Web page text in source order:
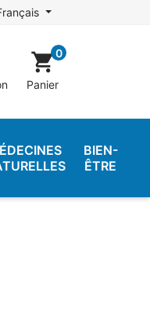
shopping_cart0
Panier
BIEN-
ÊTRE